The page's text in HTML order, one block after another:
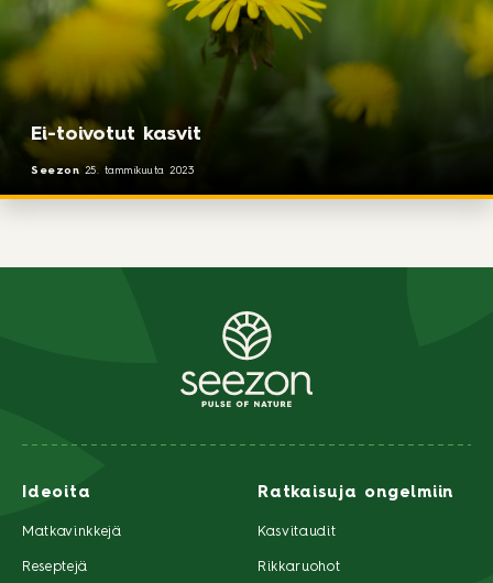
Ei-toivotut kasvit
Seezon 25. tammikuuta 2023
Ideoita
Matkavinkkejä
Reseptejä
Ratkaisuja ongelmiin
Kasvitaudit
Rikkaruohot